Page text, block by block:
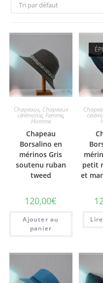
Tri par défaut
Chapeaux, Chapeaux
cérémonie, Femme,
Homme
Chapeau
Borsalino en
mérinos Gris
soutenu ruban
tweed
120,00€
Ajouter au
panier
petit
et